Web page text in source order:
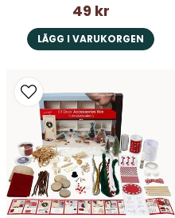
49 kr
LÄGG I VARUKORGEN